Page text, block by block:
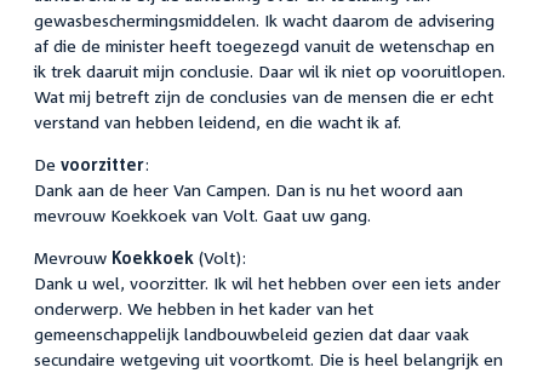
gewasbeschermingsmiddelen. Ik wacht daarom de advisering
af die de minister heeft toegezegd vanuit de wetenschap en
ik trek daaruit mijn conclusie. Daar wil ik niet op vooruitlopen.
Wat mij betreft zijn de conclusies van de mensen die er echt
verstand van hebben leidend, en die wacht ik af.
De voorzitter:
Dank aan de heer Van Campen. Dan is nu het woord aan
mevrouw Koekkoek van Volt. Gaat uw gang.
Mevrouw Koekkoek (Volt):
Dank u wel, voorzitter. Ik wil het hebben over een iets ander
onderwerp. We hebben in het kader van het
gemeenschappelijk landbouwbeleid gezien dat daar vaak
secundaire wetgeving uit voortkomt. Die is heel belangrijk en